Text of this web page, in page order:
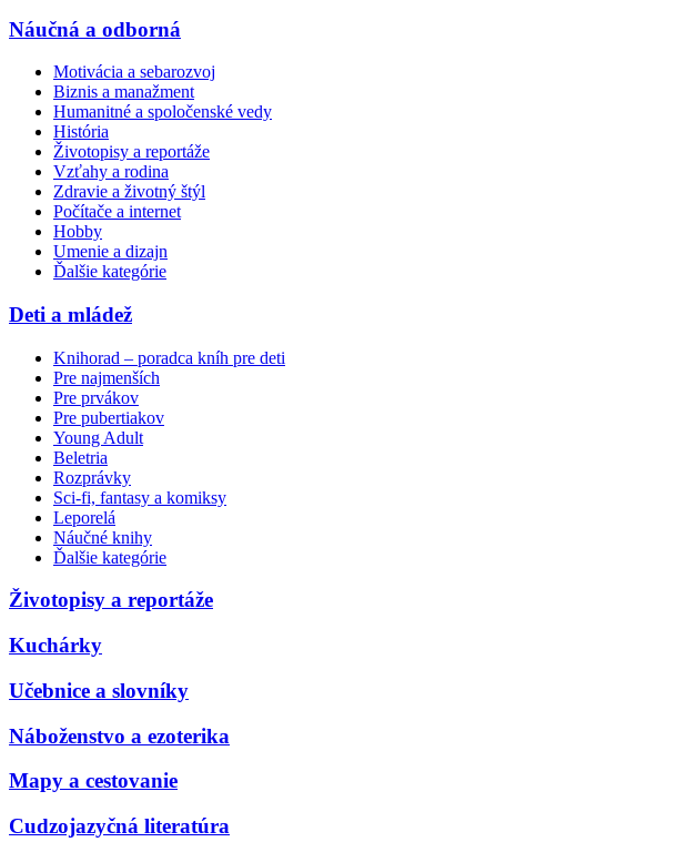
Náučná a odborná
Motivácia a sebarozvoj
Biznis a manažment
Humanitné a spoločenské vedy
História
Životopisy a reportáže
Vzťahy a rodina
Zdravie a životný štýl
Počítače a internet
Hobby
Umenie a dizajn
Ďalšie kategórie
Deti a mládež
Knihorad – poradca kníh pre deti
Pre najmenších
Pre prvákov
Pre pubertiakov
Young Adult
Beletria
Rozprávky
Sci-fi, fantasy a komiksy
Leporelá
Náučné knihy
Ďalšie kategórie
Životopisy a reportáže
Kuchárky
Učebnice a slovníky
Náboženstvo a ezoterika
Mapy a cestovanie
Cudzojazyčná literatúra